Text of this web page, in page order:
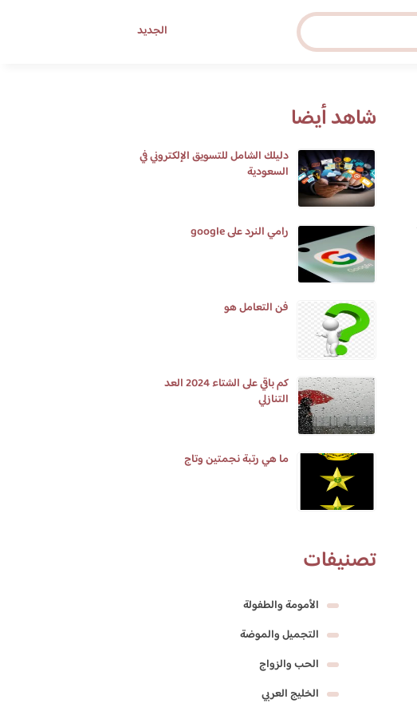
الجديد
شاهد أيضا
دليلك الشامل للتسويق الإلكتروني في
السعودية
رامي النرد على google
فن التعامل هو
كم باقي على الشتاء 2024 العد
التنازلي
ما هي رتبة نجمتين وتاج
تصنيفات
الأمومة والطفولة
التجميل والموضة
الحب والزواج
الخليج العربي